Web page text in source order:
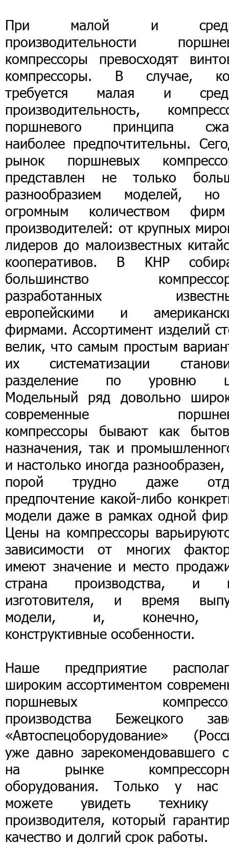
При малой и
производительности
компрессоры превосходят
компрессоры. В случае,
требуется малая и
производительность,
поршневого принципа
наиболее предпочтительны.
рынок поршневых
представлен не только
разнообразием моделей,
огромным количеством
производителей: от крупных
лидеров до малоизвестных
кооперативов. В КНР
большинство
разработанных
европейскими и
фирмами. Ассортимент изделий
велик, что самым простым
их систематизации
разделение по уровню
Модельный ряд довольно
современные
компрессоры бывают как
назначения, так и
и настолько иногда разнообразен,
порой трудно даже
предпочтение какой-либо
модели даже в рамках одной
Цены на компрессоры
зависимости от многих
имеют значение и место
страна производства, и
изготовителя, и время
модели, и, конечно,
конструктивные особенности.
Наше предприятие
широким ассортиментом
поршневых
производства Бежецкого
«Автоспецоборудование»
уже давно зарекомендовавшего
на рынке
оборудования. Только у
можете увидеть технику
производителя, который
качество и долгий срок работы.